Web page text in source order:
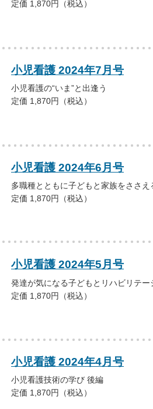
定価 1,870円（税込）
小児看護 2024年7月号
小児看護の“いま”と出逢う
定価 1,870円（税込）
小児看護 2024年6月号
多職種とともに子どもと家族をささえ
定価 1,870円（税込）
小児看護 2024年5月号
発達が気になる子どもとリハビリテー
定価 1,870円（税込）
小児看護 2024年4月号
小児看護技術の学び 後編
定価 1,870円（税込）